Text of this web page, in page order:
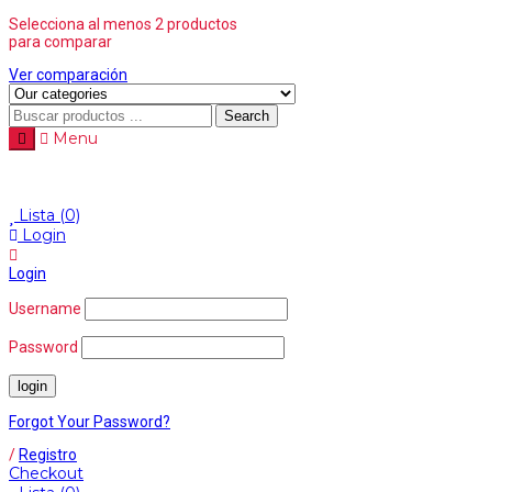
Selecciona al menos 2 productos
para comparar
Ver comparación
Search
Menu
Lista (0)
Login
Login
Username
Password
Forgot Your Password?
/ Registro
Checkout